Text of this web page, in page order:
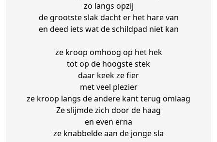
zo langs opzij
de grootste slak dacht er het hare van
en deed iets wat de schildpad niet kan
ze kroop omhoog op het hek
tot op de hoogste stek
daar keek ze fier
met veel plezier
ze kroop langs de andere kant terug omlaag
Ze slijmde zich door de haag
en even erna
ze knabbelde aan de jonge sla